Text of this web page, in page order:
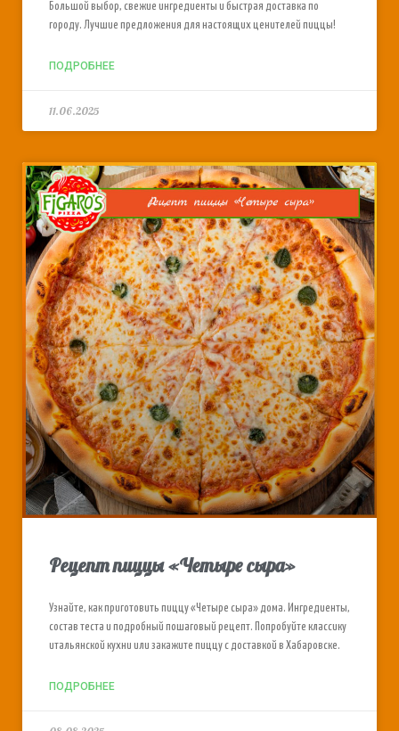
Большой выбор, свежие ингредиенты и быстрая доставка по
городу. Лучшие предложения для настоящих ценителей пиццы!
ПОДРОБНЕЕ
11.06.2025
Рецепт пиццы «Четыре сыра»
Узнайте, как приготовить пиццу «Четыре сыра» дома. Ингредиенты,
состав теста и подробный пошаговый рецепт. Попробуйте классику
итальянской кухни или закажите пиццу с доставкой в Хабаровске.
ПОДРОБНЕЕ